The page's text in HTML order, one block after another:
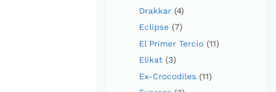
Drakkar (4)
Eclipse (7)
El Primer Tercio (11)
Elikat (3)
Ex-Crocodiles (11)